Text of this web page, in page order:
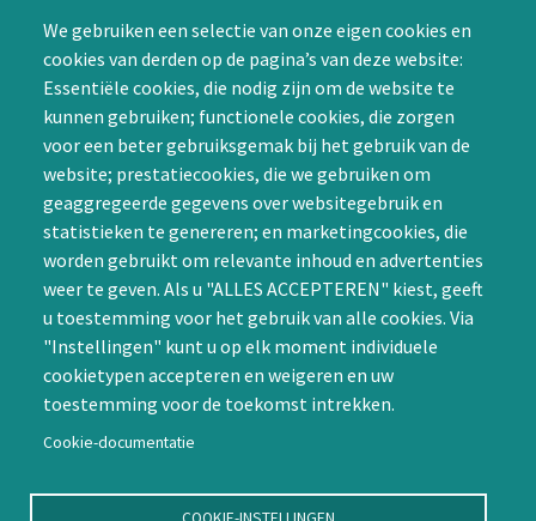
We gebruiken een selectie van onze eigen cookies en
cookies van derden op de pagina’s van deze website:
Essentiële cookies, die nodig zijn om de website te
kunnen gebruiken; functionele cookies, die zorgen
voor een beter gebruiksgemak bij het gebruik van de
website; prestatiecookies, die we gebruiken om
geaggregeerde gegevens over websitegebruik en
statistieken te genereren; en marketingcookies, die
worden gebruikt om relevante inhoud en advertenties
weer te geven. Als u "ALLES ACCEPTEREN" kiest, geeft
u toestemming voor het gebruik van alle cookies. Via
"Instellingen" kunt u op elk moment individuele
cookietypen accepteren en weigeren en uw
toestemming voor de toekomst intrekken.
Cookie-documentatie
Achternaam (optioneel)
CAPTCHA
samenwerken in een van
de Special Interest
Groepen (SIG’s) of zelf een
SIG initiëren
Word lid
Contact
Nienoord 5, 1112 XE Diemen
info@ntvp.nl